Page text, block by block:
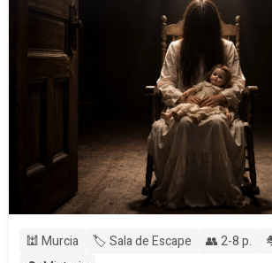
🕍 Murcia 🏷️ Sala de Escape 👥 2-8 p.